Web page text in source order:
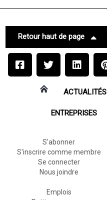
Retour haut de page
ACTUALITÉS
ENTREPRISES
S'abonner
S'inscrire comme membre
Se connecter
Nous joindre
Emplois